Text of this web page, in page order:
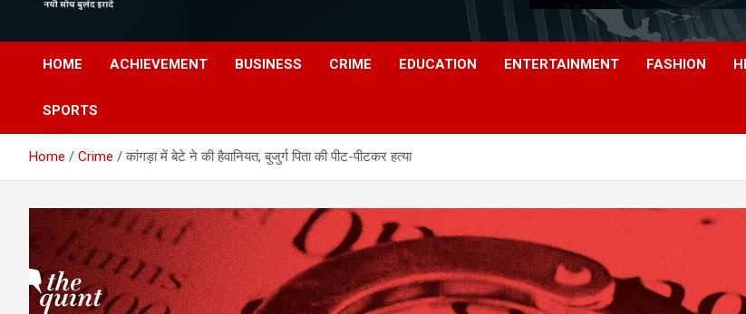
Awaz-E-Shahpur
HOME ACHIEVEMENT BUSINESS CRIME EDUCATION ENTERTAINMENT FASHION
SPORTS
Home Crime कांगड़ा में बेटे ने की हैवानियत, बुजुर्ग पिता की पीट-पीटकर हत्या